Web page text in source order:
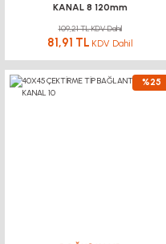
KANAL 8 120mm
109,21 TL KDV Dahil
81,91 TL KDV Dahil
%25